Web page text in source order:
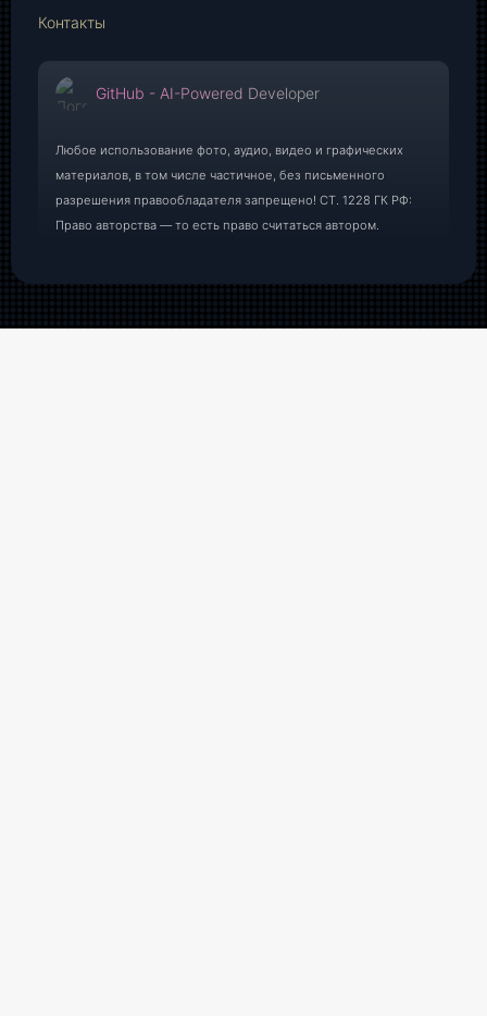
Контакты
GitHub - AI-Powered Developer
Любое использование фото, аудио, видео и графических
материалов, в том числе частичное, без письменного
разрешения правообладателя запрещено! СТ. 1228 ГК РФ:
Право авторства — то есть право считаться автором.